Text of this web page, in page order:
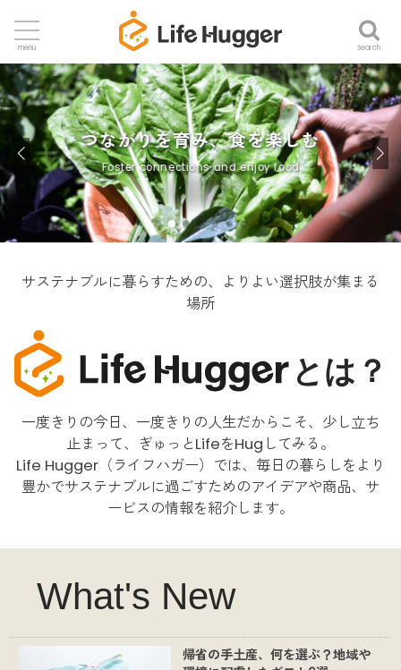
search
menu
つながりを育み、食を楽しむ
Foster connections and enjoy food
サステナブルに暮らすための、よりよい選択肢が集まる
場所
一度きりの今日、一度きりの人生だからこそ、少し立ち
止まって、ぎゅっとLifeをHugしてみる。
Life Hugger（ライフハガー）では、毎日の暮らしをより
豊かでサステナブルに過ごすためのアイデアや商品、サ
ービスの情報を紹介します。
What's New
帰省の手土産、何を選ぶ？地域や